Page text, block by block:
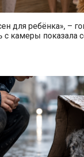
для ребёнка», –
с камеры показала